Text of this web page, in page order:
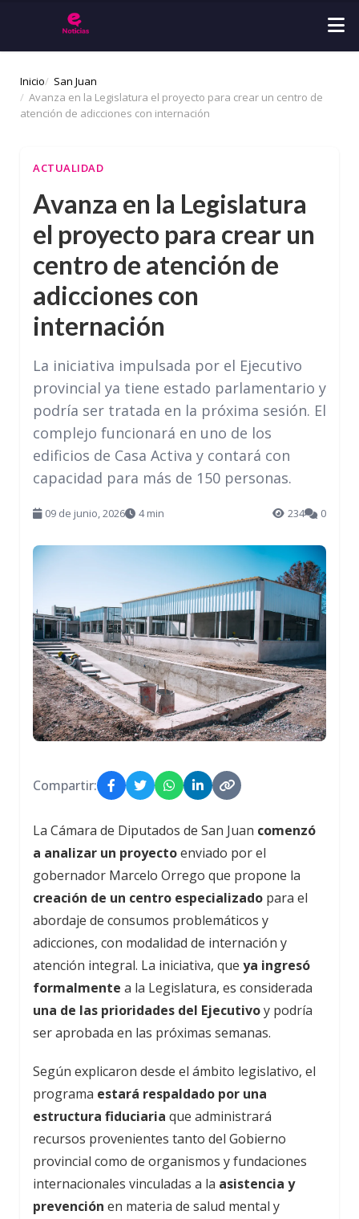
Inicio
San Juan
Avanza en la Legislatura el proyecto para crear un centro de
atención de adicciones con internación
ACTUALIDAD
Avanza en la Legislatura
el proyecto para crear un
centro de atención de
adicciones con
internación
La iniciativa impulsada por el Ejecutivo
provincial ya tiene estado parlamentario y
podría ser tratada en la próxima sesión. El
complejo funcionará en uno de los
edificios de Casa Activa y contará con
capacidad para más de 150 personas.
09 de junio, 2026 4 min 234 0
Compartir:
La Cámara de Diputados de San Juan comenzó
a analizar un proyectoenviado por el
gobernador Marcelo Orrego que propone la
creación de un centro especializado para el
abordaje de consumos problemáticos y
adicciones, con modalidad de internación y
atención integral. La iniciativa, que ya ingresó
formalmente a la Legislatura, es considerada
una de las prioridades del Ejecutivoy podría
ser aprobada en las próximas semanas.
Según explicaron desde el ámbito legislativo, el
programa estará respaldado por una
estructura fiduciaria que administrará
recursos provenientes tanto del Gobierno
provincial como de organismos y fundaciones
internacionales vinculadas a la asistencia y
prevención en materia de salud mental y